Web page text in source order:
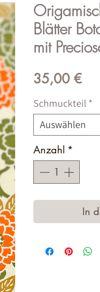
Blätter
mit
35,00 €Preis
Schmuckteil *
Auswählen
Anzahl *
In